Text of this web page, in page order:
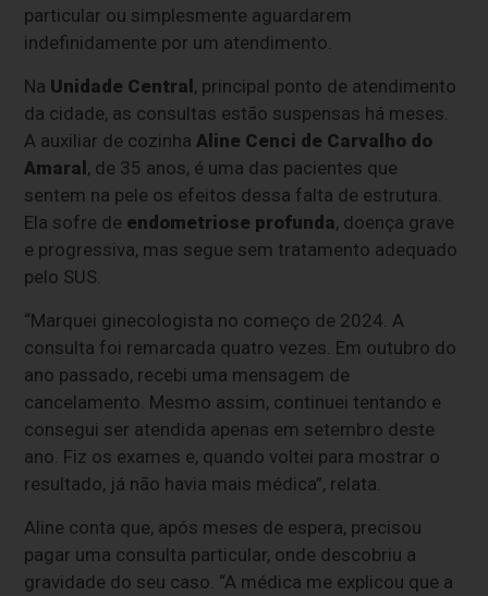
particular ou simplesmente aguardarem
indefinidamente por um atendimento.
Na Unidade Central, principal ponto de atendimento
da cidade, as consultas estão suspensas há meses.
A auxiliar de cozinhaAline Cenci de Carvalho do
Amaral, de 35 anos, é uma das pacientes que
sentem na pele os efeitos dessa falta de estrutura.
Ela sofre de endometriose profunda, doença grave
e progressiva, mas segue sem tratamento adequado
pelo SUS.
“Marquei ginecologista no começo de 2024. A
consulta foi remarcada quatro vezes. Em outubro do
ano passado, recebi uma mensagem de
cancelamento. Mesmo assim, continuei tentando e
consegui ser atendida apenas em setembro deste
ano. Fiz os exames e, quando voltei para mostrar o
resultado, já não havia mais médica”, relata.
Aline conta que, após meses de espera, precisou
pagar uma consulta particular, onde descobriu a
gravidade do seu caso. “A médica me explicou que a